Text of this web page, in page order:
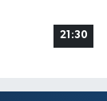
21:30